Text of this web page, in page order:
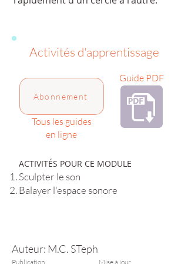
Activités d'apprentissage
Abonnement
Tous les guides
en ligne
Guide PDF
ACTIVITÉS POUR CE MODULE
Sculpter le son
Balayer l'espace sonore
Auteur: M.C. STeph
Publication Mise à jour